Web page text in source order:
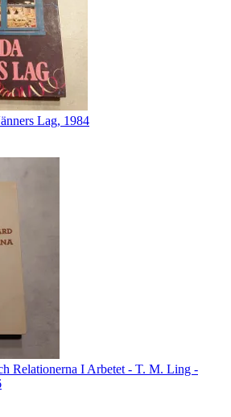
Lag, 1984
Relationerna I Arbetet - T. M. Ling -